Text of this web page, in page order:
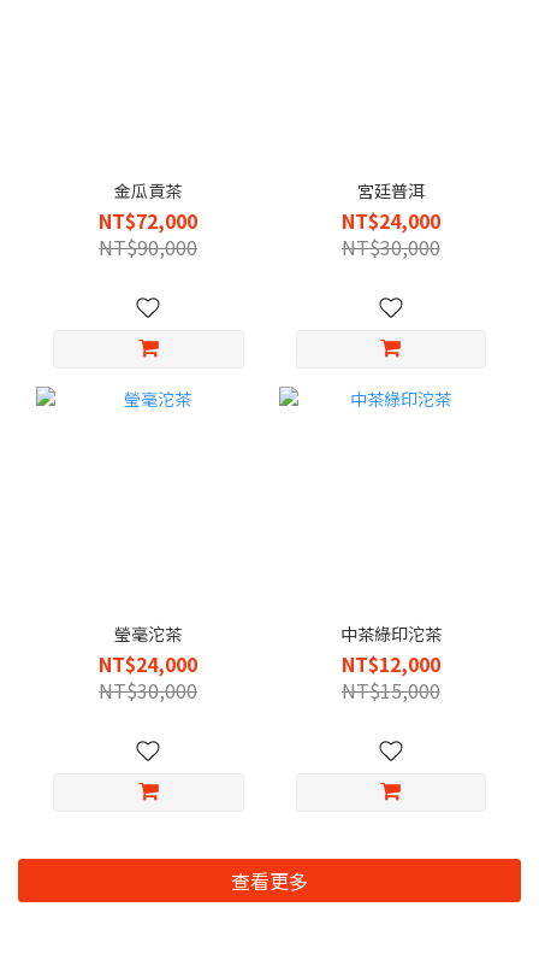
金瓜貢茶
NT$72,000
NT$90,000
宮廷普洱
NT$24,000
NT$30,000
瑩毫沱茶
NT$24,000
NT$30,000
中茶綠印沱茶
NT$12,000
NT$15,000
查看更多